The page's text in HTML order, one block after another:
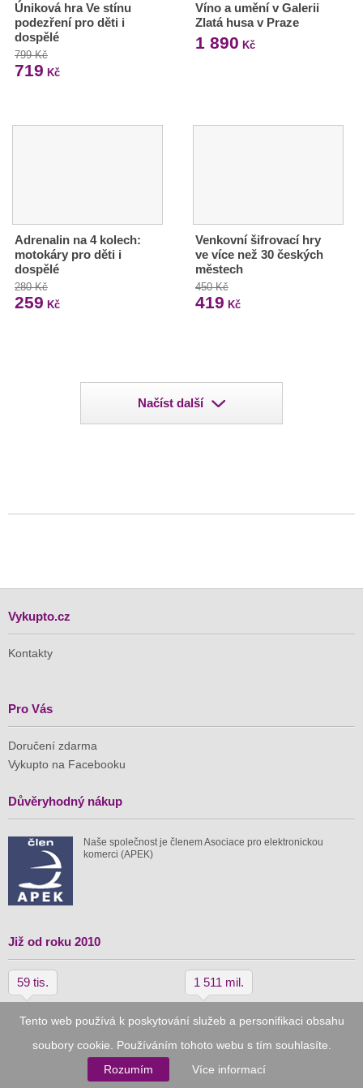
Tento web používá k poskytování služeb a personifikaci obsahu
soubory cookie. Používáním tohoto webu s tím souhlasíte.
Rozumím
Více informací
Úniková hra Ve stínu
podezření pro děti i
dospělé
799 Kč
719 Kč
Víno a umění v Galerii
Zlatá husa v Praze
1 890 Kč
Adrenalin na 4 kolech:
motokáry pro děti i
dospělé
280 Kč
259 Kč
Venkovní šifrovací hry
ve více než 30 českých
městech
450 Kč
419 Kč
Načíst další
Vykupto.cz
Kontakty
Pro Vás
Doručení zdarma
Vykupto na Facebooku
Důvěryhodný nákup
Naše společnost je členem Asociace pro elektronickou
komerci (APEK)
Již od roku 2010
59 tis. 1 511 mil.
© 2010–2026Vykupto.cz
Podmínky užití
Zpracování osobních údajů